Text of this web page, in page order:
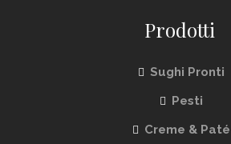
Prodotti
Sughi Pronti
Pesti
Creme & Paté